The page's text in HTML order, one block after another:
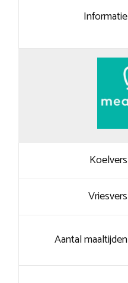
Informatie
Koelvers
Vriesvers
Aantal maaltijden